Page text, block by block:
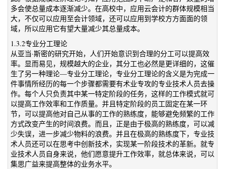
多会使总量成本逐渐减少。在高校中，应用云会计的群体规模相当
大，不仅可以应用至会计领域，还可以应用到学校方方面面的领
域，所以应用它有望大量减少其总量成本。
1.3.2专业分工理论
从亚当·斯密的研究开始，人们开始意识到合理的分工可以提高效
率。显而易见，规模越大的企业，其分工也必然是更详细的，这催
生了另一种理论—专业分工理论，专业分工理论的含义是为完成一
件事情所经历的每一个步骤都需要有术业专攻的专业技术人员去操
作。每个人只负责其中某一特定阶段的任务，这样的工作模式就可
以提高工作效率和工作质量。并且特定阶段的员工固定在某一环
节，可以提高他对自己从事的工作的熟练度，能够避免频繁的工作
方式改变产生的时间浪费。而且，正是由于极高的熟练度，可以减
少失误，进一步减少物料的浪费。并且在极高的熟练度下，专业技
术人员还可以在思考中创新技术，实现某一阶段技术的革新。就专
业技术人员自身来说，他们愿意提升工作效率，就总体来说，可以
集思广益来提高整体的业务水平。